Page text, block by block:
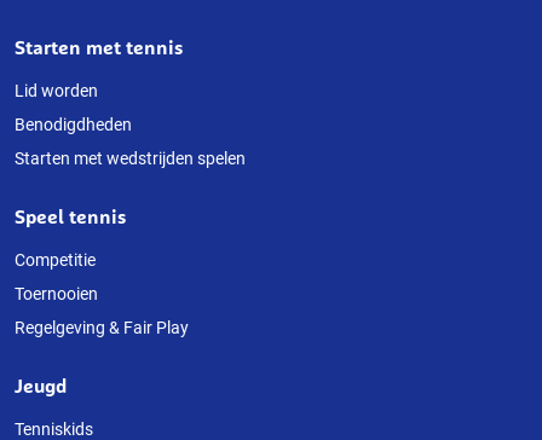
Starten met tennis
Lid worden
Benodigdheden
Starten met wedstrijden spelen
Speel tennis
Competitie
Toernooien
Regelgeving & Fair Play
Jeugd
Tenniskids